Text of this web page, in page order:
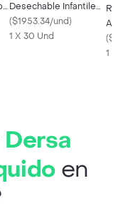
Desechable Infantile
Ultratrim Sec
($1953.34/und)
1 X 30 Und
(
1 X
Dersa
en